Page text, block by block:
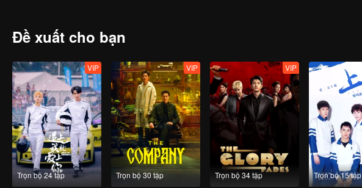
Đề xuất cho bạn
Trọn bộ 24 tập
VIP
Trọn bộ 30 tập
VIP
Trọn bộ 34 tập
VIP
Trọn bộ 15 tập